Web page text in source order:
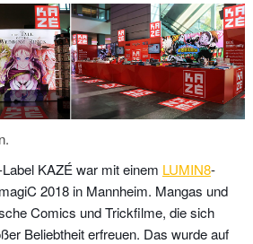
KAZÉ war mit einem LUMIN8-
2018 in Mannheim. Mangas und
Comics und Trickfilme, die sich
Beliebtheit erfreuen. Das wurde auf